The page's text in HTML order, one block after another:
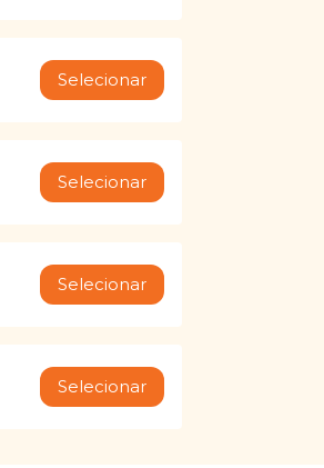
Selecionar
Selecionar
Selecionar
Selecionar